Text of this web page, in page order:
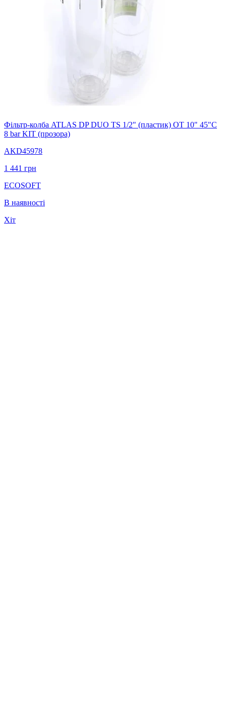
Фiльтр-колба ATLAS DP DUO TS 1/2" (пластик) ОТ 10" 45"С
8 bar KIT (прозора)
AKD45978
1 441 грн
ECOSOFT
В наявності
Хіт